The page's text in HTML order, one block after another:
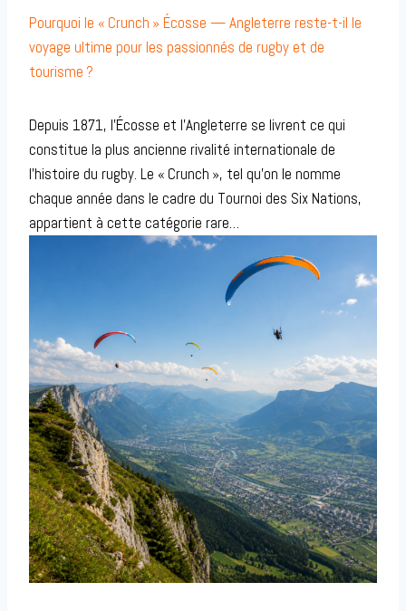
Pourquoi le « Crunch » Écosse — Angleterre reste-t-il le
voyage ultime pour les passionnés de rugby et de
tourisme ?
Depuis 1871, l’Écosse et l’Angleterre se livrent ce qui
constitue la plus ancienne rivalité internationale de
l’histoire du rugby. Le « Crunch », tel qu’on le nomme
chaque année dans le cadre du Tournoi des Six Nations,
appartient à cette catégorie rare…